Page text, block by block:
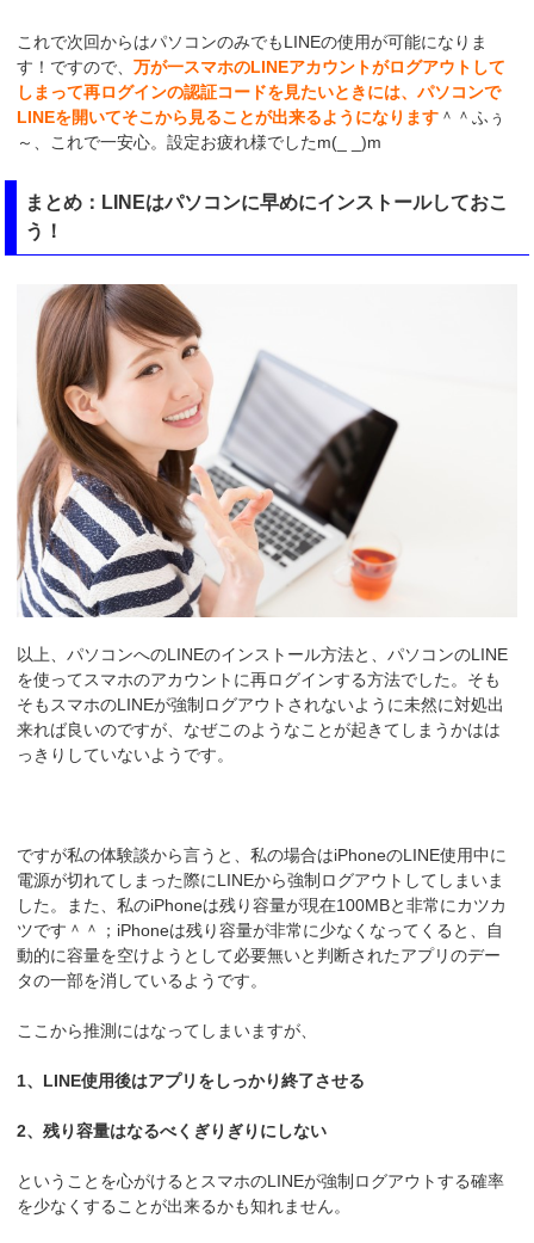
これで次回からはパソコンのみでもLINEの使用が可能になりま
す！ですので、万が一スマホのLINEアカウントがログアウトして
しまって再ログインの認証コードを見たいときには、パソコンで
LINEを開いてそこから見ることが出来るようになります ＾＾ふぅ
～、これで一安心。設定お疲れ様でしたm(_ _)m
まとめ：LINEはパソコンに早めにインストールしておこ
う！
以上、パソコンへのLINEのインストール方法と、パソコンのLINE
を使ってスマホのアカウントに再ログインする方法でした。そも
そもスマホのLINEが強制ログアウトされないように未然に対処出
来れば良いのですが、なぜこのようなことが起きてしまうかはは
っきりしていないようです。
ですが私の体験談から言うと、私の場合はiPhoneのLINE使用中に
電源が切れてしまった際にLINEから強制ログアウトしてしまいま
した。また、私のiPhoneは残り容量が現在100MBと非常にカツカ
ツです＾＾；iPhoneは残り容量が非常に少なくなってくると、自
動的に容量を空けようとして必要無いと判断されたアプリのデー
タの一部を消しているようです。
ここから推測にはなってしまいますが、
1、LINE使用後はアプリをしっかり終了させる
2、残り容量はなるべくぎりぎりにしない
ということを心がけるとスマホのLINEが強制ログアウトする確率
を少なくすることが出来るかも知れません。